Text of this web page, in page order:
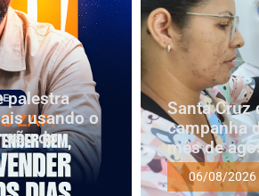
palestra
usando o
do
Santa Cruz
campanha
mês de
06/08/2026